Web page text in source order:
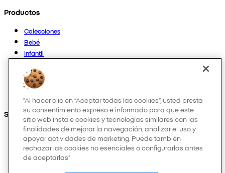
Productos
Colecciones
Bebé
Infantil
Mujer
Hombre
Otros
Síguenos en:
"Al hacer clic en “Aceptar todas las cookies”, usted presta
su consentimiento expreso e informado para que este
sitio web instale cookies y tecnologías similares con las
finalidades de mejorar la navegación, analizar el uso y
apoyar actividades de marketing. Puede también
rechazar las cookies no esenciales o configurarlas antes
de aceptarlas"